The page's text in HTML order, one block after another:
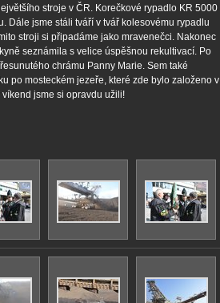
stroje v ČR. Korečkové rypadlo KR 5000
Dále jsme stáli tváří v tvář kolesovému rypadlu
stroji si připadáme jako mravenečci. Nakonec
seznámila s velice úspěšnou rekultivací. Po
chrámu Panny Marie. Sem také
po mosteckém jezeře, které zde bylo založeno v
jsme si opravdu užili!